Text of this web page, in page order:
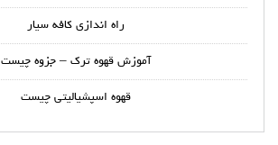
راه اندازی کافه سیار
آموزش قهوه ترک – جزوه چیست
قهوه اسپشیالیتی چیست